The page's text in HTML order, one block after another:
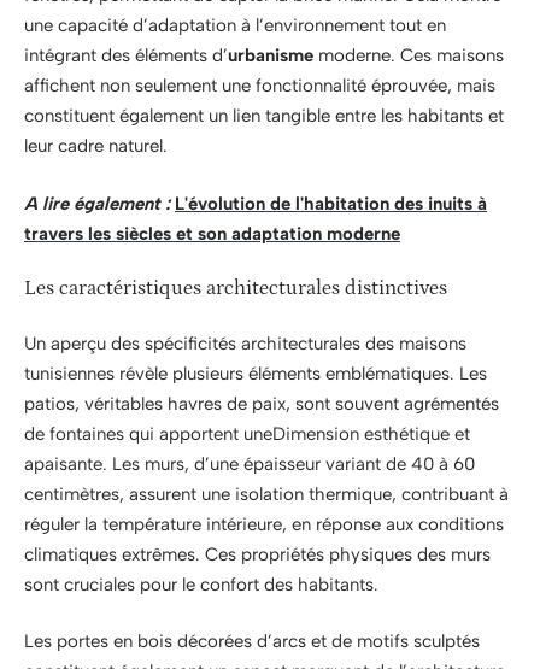
une capacité d’adaptation à l’environnement tout en
intégrant des éléments d’urbanisme moderne. Ces maisons
affichent non seulement une fonctionnalité éprouvée, mais
constituent également un lien tangible entre les habitants et
leur cadre naturel.
A lire également : L'évolution de l'habitation des inuits à
travers les siècles et son adaptation moderne
Les caractéristiques architecturales distinctives
Un aperçu des spécificités architecturales des maisons
tunisiennes révèle plusieurs éléments emblématiques. Les
patios, véritables havres de paix, sont souvent agrémentés
de fontaines qui apportent uneDimension esthétique et
apaisante. Les murs, d’une épaisseur variant de 40 à 60
centimètres, assurent une isolation thermique, contribuant à
réguler la température intérieure, en réponse aux conditions
climatiques extrêmes. Ces propriétés physiques des murs
sont cruciales pour le confort des habitants.
Les portes en bois décorées d’arcs et de motifs sculptés